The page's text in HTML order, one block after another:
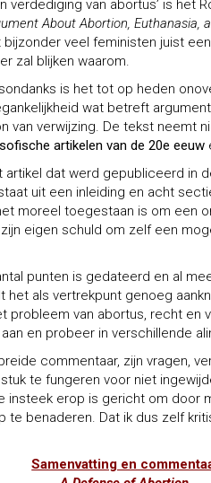
verdediging van abortus’ is het
About Abortion, Euthanasia,
bijzonder veel feministen juist
zal blijken waarom.
is het tot op heden
wat betreft
van verwijzing. De tekst neemt
artikelen van de 20e eeuw
artikel dat werd gepubliceerd in
uit een inleiding en acht
moreel toegestaan is om een
eigen schuld om zelf een
punten is gedateerd en al
als vertrekpunt genoeg
probleem van abortus, recht en
en probeer in verschillende
commentaar, zijn vragen,
te fungeren voor niet
insteek erop is gericht om door
te benaderen. Dat ik dus zelf
Samenvatting en